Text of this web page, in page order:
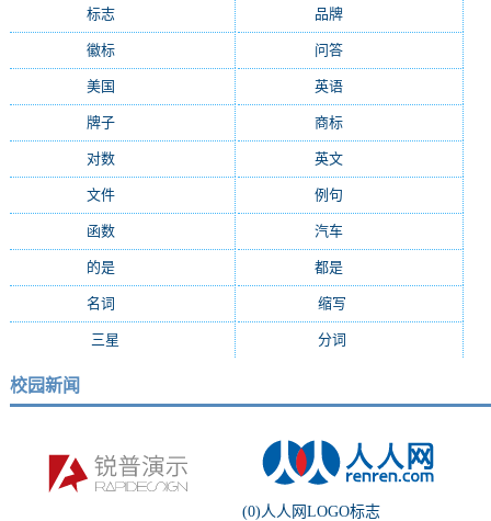
标志 品牌(7684)
徽标 问答(4756)
美国 英语(2362)
牌子 商标(2139)
对数 英文(2103)
文件 例句
函数 汽车(1162)
的是 都是(1077)
名词 缩写
三星 分词
校园新闻
(0)人人网LOGO标志